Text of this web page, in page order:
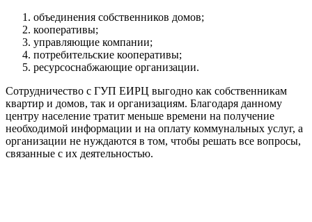
объединения собственников домов;
кооперативы;
управляющие компании;
потребительские кооперативы;
ресурсоснабжающие организации.
Сотрудничество с ГУП ЕИРЦ выгодно как собственникам
квартир и домов, так и организациям. Благодаря данному
центру население тратит меньше времени на получение
необходимой информации и на оплату коммунальных услуг, а
организации не нуждаются в том, чтобы решать все вопросы,
связанные с их деятельностью.